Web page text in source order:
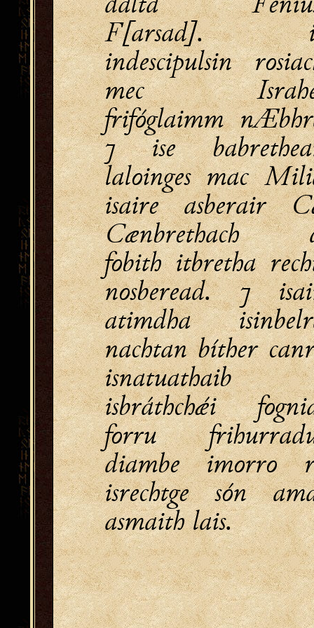
F[arsad].
indescipulsin
mec
frifóglaimm
⁊ ise
laloinges mac
isaire asberair
Cænbrethach
fobith itbretha
nosberead. ⁊
atimdha
nachtan bíther
isnatuathaib
isbráthchǽi
forru
diambe imorro
isrechtge són
asmaith lais.